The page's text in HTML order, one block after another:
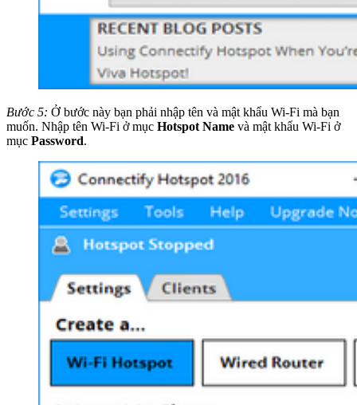
Bước 5: Ở bước này bạn phải nhập tên và mật khẩu Wi-Fi mà bạn
muốn. Nhập tên Wi-Fi ở mục Hotspot Name và mật khẩu Wi-Fi ở
mục Password.